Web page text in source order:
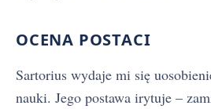
OCENA POSTACI
Sartorius wydaje mi się
nauki. Jego postawa irytuje –